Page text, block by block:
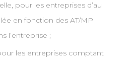
pour les entreprises d’au
en fonction des AT/MP
l’entreprise ;
les entreprises comptant